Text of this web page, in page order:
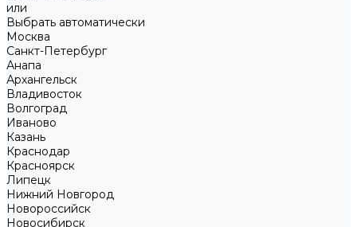
или
Выбрать автоматически
Москва
Санкт-Петербург
Анапа
Архангельск
Владивосток
Волгоград
Иваново
Казань
Краснодар
Красноярск
Липецк
Нижний Новгород
Новороссийск
Новосибирск